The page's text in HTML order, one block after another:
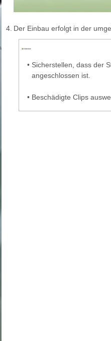
4. Der Einbau erfolgt in der
• Sicherstellen, dass der
angeschlossen ist.
• Beschädigte Clips